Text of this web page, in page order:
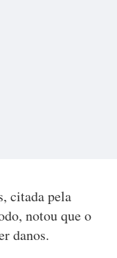
citada pela
notou que o
danos.